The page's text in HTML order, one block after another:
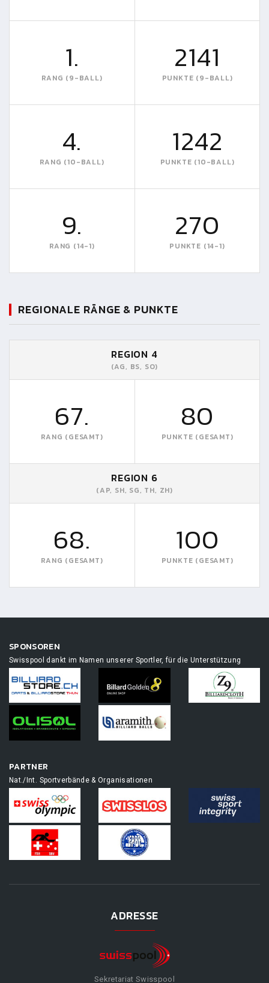
1.
RANG (9-BALL)
2141
PUNKTE (9-BALL)
4.
RANG (10-BALL)
1242
PUNKTE (10-BALL)
9.
RANG (14-1)
270
PUNKTE (14-1)
REGIONALE RÄNGE & PUNKTE
REGION 4
(AG, BS, SO)
67.
RANG (GESAMT)
80
PUNKTE (GESAMT)
REGION 6
(AP, SH, SG, TH, ZH)
68.
RANG (GESAMT)
100
PUNKTE (GESAMT)
SPONSOREN
Swisspool dankt im Namen unserer Sportler, für die Unterstützung
PARTNER
Nat./Int. Sportverbände & Organisationen
ADRESSE
Sekretariat Swisspool